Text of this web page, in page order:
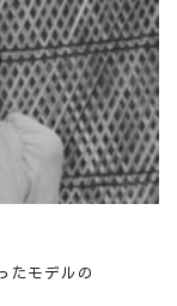
たモデルの